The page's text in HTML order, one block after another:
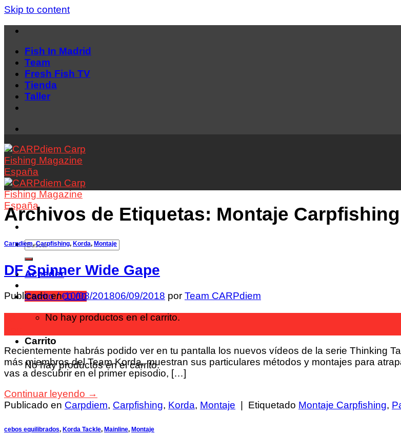
Skip to content
Fish In Madrid
Team
Fresh Fish TV
Tienda
Taller
Acceder
Carrito /€0.00
No hay productos en el carrito.
Carrito
No hay productos en el carrito.
Archivos de Etiquetas: Montaje Carpfishing
Carpdiem,Carpfishing, Korda, Montaje
DF Spinner Wide Gape
Publicado en10/08/201806/09/2018 por Team CARPdiem
Recientemente habrás podido ver en tu pantalla los nuevos vídeos de la serie Thinking
más miembros del Team Korda, muestran sus particulares métodos y montajes para
vas a descubrir en el primer episodio, […]
Continuar leyendo →
Publicado en Carpdiem, Carpfishing, Korda, Montaje Etiquetado Montaje Carpfishing,
cebos equilibrados, Korda Tackle, Mainline, Montaje